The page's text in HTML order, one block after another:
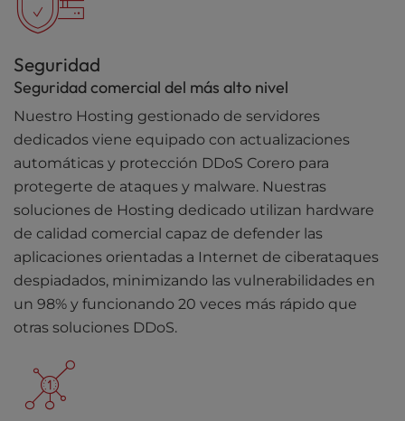
Seguridad
Seguridad comercial del más alto nivel
Nuestro Hosting gestionado de servidores
dedicados viene equipado con actualizaciones
automáticas y protección DDoS Corero para
protegerte de ataques y malware. Nuestras
soluciones de Hosting dedicado utilizan hardware
de calidad comercial capaz de defender las
aplicaciones orientadas a Internet de ciberataques
despiadados, minimizando las vulnerabilidades en
un 98% y funcionando 20 veces más rápido que
otras soluciones DDoS.